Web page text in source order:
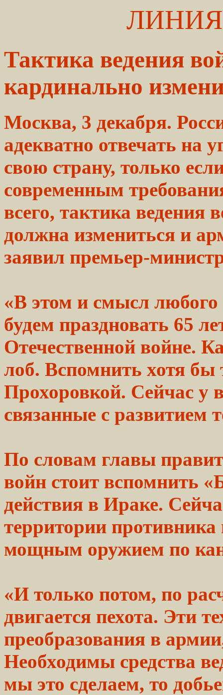
Тактика ведения
кардинально
Москва, 3 декабря.
адекватно отвечать на
свою страну, только
современным
всего, тактика ведения
должна измениться и
заявил премьер-
«В этом и смысл
будем праздновать 65
Отечественной войне.
лоб. Вспомнить хотя бы
Прохоровкой. Сейчас у
связанные с развитием
По словам главы
войн стоит вспомнить
действия в Ираке.
территории
мощным оружием по
«И только потом, по
двигается пехота. Эти
преобразования в
Необходимы средства
мы это сделаем, то